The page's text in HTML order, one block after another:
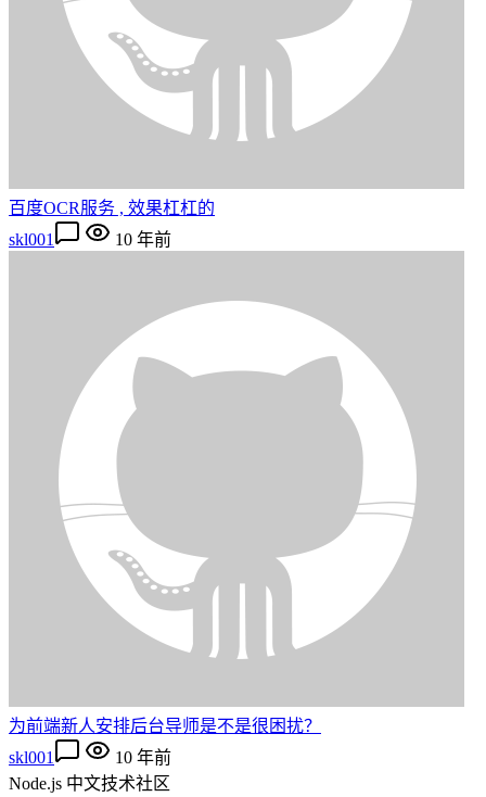
百度OCR服务 , 效果杠杠的
skl001
10 年前
为前端新人安排后台导师是不是很困扰？
skl001
10 年前
Node.js 中文技术社区